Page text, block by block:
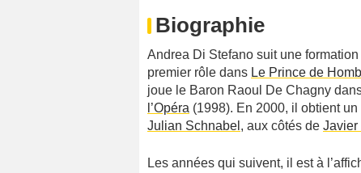
Biographie
Andrea Di Stefano suit une
premier rôle dans Le Prince de
joue le Baron Raoul De Chagny
l’Opéra (1998). En 2000, il obtient
Julian Schnabel , aux côtés de Javier
Les années qui suivent, il est à